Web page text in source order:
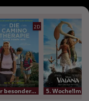
2D
Der besondere Film